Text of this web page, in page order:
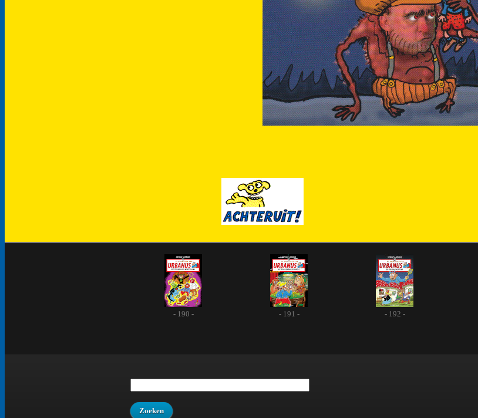
- 190 - - 191 - - 192 -